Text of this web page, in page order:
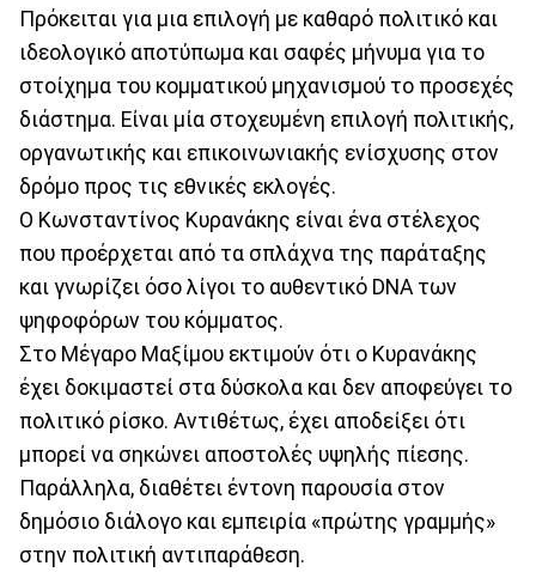
Πρόκειται για μια επιλογή με καθαρό πολιτικό και
ιδεολογικό αποτύπωμα και σαφές μήνυμα για το
στοίχημα του κομματικού μηχανισμού το προσεχές
διάστημα. Είναι μία στοχευμένη επιλογή πολιτικής,
οργανωτικής και επικοινωνιακής ενίσχυσης στον
δρόμο προς τις εθνικές εκλογές.
Ο Κωνσταντίνος Κυρανάκης είναι ένα στέλεχος
που προέρχεται από τα σπλάχνα της παράταξης
και γνωρίζει όσο λίγοι το αυθεντικό DNA των
ψηφοφόρων του κόμματος.
Στο Μέγαρο Μαξίμου εκτιμούν ότι ο Κυρανάκης
έχει δοκιμαστεί στα δύσκολα και δεν αποφεύγει το
πολιτικό ρίσκο. Αντιθέτως, έχει αποδείξει ότι
μπορεί να σηκώνει αποστολές υψηλής πίεσης.
Παράλληλα, διαθέτει έντονη παρουσία στον
δημόσιο διάλογο και εμπειρία «πρώτης γραμμής»
στην πολιτική αντιπαράθεση.